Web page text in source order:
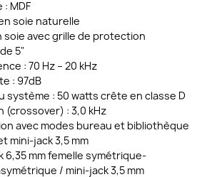
MDF
soie naturelle
soie avec grille de protection
5"
: 70 Hz – 20 kHz
: 97dB
système : 50 watts crête en classe D
(crossover) : 3,0 kHz
avec modes bureau et bibliothèque
mini-jack 3,5 mm
6,35 mm femelle symétrique-
/ mini-jack 3,5 mm